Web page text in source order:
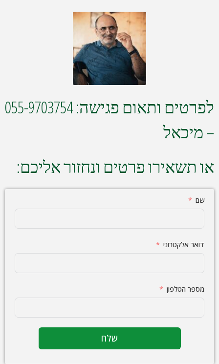
לפרטים ותאום פגישה: 055-9703754
– מיכאל
או תשאירו פרטים ונחזור אליכם:
שם
דואר אלקטרוני
מספר הטלפון
שלח